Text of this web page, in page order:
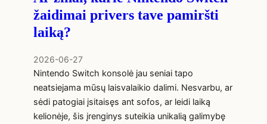
žaidimai privers tave pamiršti
laiką?
2026-06-27
Nintendo Switch konsolė jau seniai tapo
neatsiejama mūsų laisvalaikio dalimi. Nesvarbu, ar
sėdi patogiai įsitaisęs ant sofos, ar leidi laiką
kelionėje, šis įrenginys suteikia unikalią galimybę